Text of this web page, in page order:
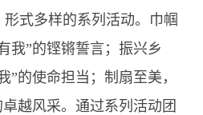
式多样的系列活动。巾帼
我”的铿锵誓言；振兴乡
”的使命担当；制扇至美，
越风采。通过系列活动团